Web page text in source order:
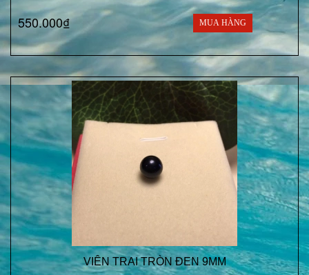
550.000₫ MUA HÀNG
VIÊN TRAI TRÒN ĐEN 9MM